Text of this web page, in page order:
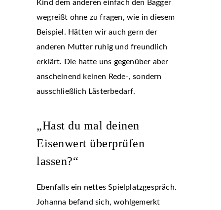
Kind dem anderen einfach den Bagger
wegreißt ohne zu fragen, wie in diesem
Beispiel. Hätten wir auch gern der
anderen Mutter ruhig und freundlich
erklärt. Die hatte uns gegenüber aber
anscheinend keinen Rede-, sondern
ausschließlich Lästerbedarf.
„Hast du mal deinen
Eisenwert überprüfen
lassen?“
Ebenfalls ein nettes Spielplatzgespräch.
Johanna befand sich, wohlgemerkt